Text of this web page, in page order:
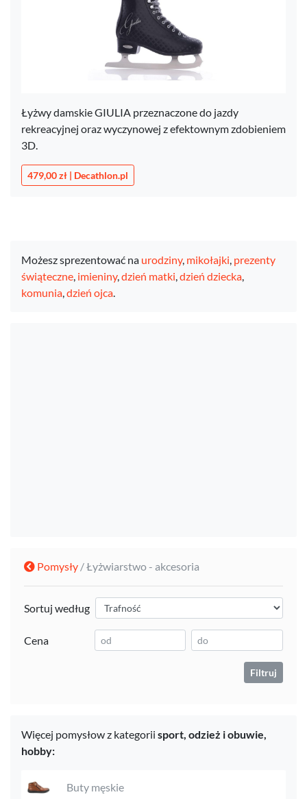
Łyżwy damskie GIULIA przeznaczone do jazdy
rekreacyjnej oraz wyczynowej z efektownym zdobieniem
3D.
479,00 zł | Decathlon.pl
Możesz sprezentować na urodziny, mikołajki, prezenty
świąteczne, imieniny,dzień matki,dzień dziecka,
komunia,dzień ojca.
Pomysły / Łyżwiarstwo - akcesoria
Sortuj według
Cena
Filtruj
Więcej pomysłow z kategorii sport, odzież i obuwie,
hobby:
Buty męskie